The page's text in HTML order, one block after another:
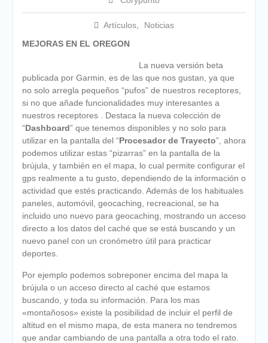
Calendario de Eventos
Evento del 1 de mayo de
2026
Artículos,
Noticias
MEJORAS EN EL OREGON
La nueva versión beta
publicada por Garmin, es de las que nos gustan, ya que
no solo arregla pequeños “pufos” de nuestros receptores,
si no que añade funcionalidades muy interesantes a
nuestros receptores . Destaca la nueva colección de
“Dashboard” que tenemos disponibles y no solo para
utilizar en la pantalla del “Procesador de Trayecto”, ahora
podemos utilizar estas “pizarras” en la pantalla de la
brújula, y también en el mapa, lo cual permite configurar el
gps realmente a tu gusto, dependiendo de la información o
actividad que estés practicando. Además de los habituales
paneles, automóvil, geocaching, recreacional, se ha
incluido uno nuevo para geocaching, mostrando un acceso
directo a los datos del caché que se está buscando y un
nuevo panel con un cronómetro útil para practicar
deportes.
Por ejemplo podemos sobreponer encima del mapa la
brújula o un acceso directo al caché que estamos
buscando, y toda su información. Para los mas
«montañosos» existe la posibilidad de incluir el perfil de
altitud en el mismo mapa, de esta manera no tendremos
que andar cambiando de una pantalla a otra todo el rato.